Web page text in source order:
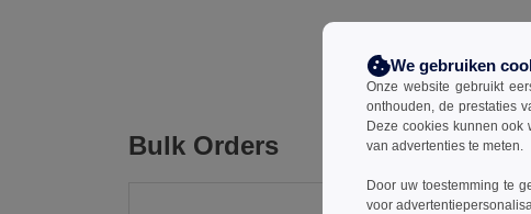
Bulk Orders
We gebruiken
Onze website gebruikt
onthouden, de prestaties
Deze cookies kunnen
van advertenties te meten.
Door uw toestemming te
voor